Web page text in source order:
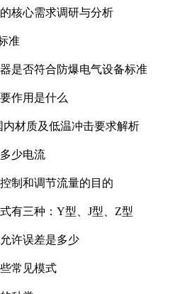
核心需求调研与分析
准
是否符合防爆电气设备标准
作用是什么
内材质及低温冲击要求解析
少电流
制和调节流量的目的
有三种：Y型、J型、Z型
许误差是多少
常见模式